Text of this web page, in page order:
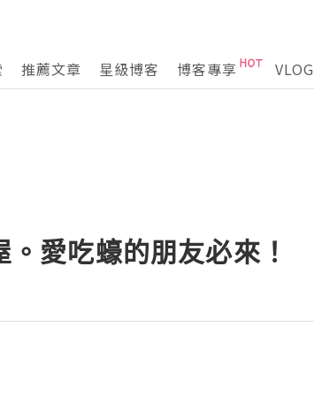
推薦文章 星級博客 博客專享 VLOG
愛吃蠔的朋友必來！